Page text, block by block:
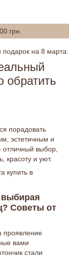
грн.
на 8
обратить
порадовать
эстетичным и
отличный выбор,
красоту и уют.
выбирая
Советы от
проявление
вами
стали